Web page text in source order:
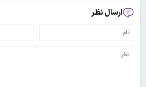
ارسال نظر